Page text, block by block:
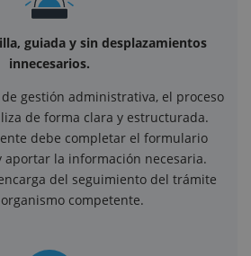
guiada y sin desplazamientos
innecesarios.
gestión administrativa, el proceso
de forma clara y estructurada.
debe completar el formulario
aportar la información necesaria.
del seguimiento del trámite
competente.